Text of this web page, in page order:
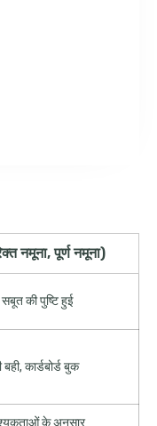
नमूना, पूर्ण नमूना)
की पुष्टि हुई
कार्डबोर्ड बुक
के अनुसार